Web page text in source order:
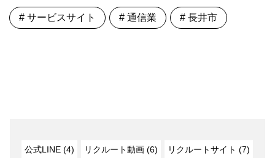
# サービスサイト # 通信業 # 長井市
公式LINE (4) リクルート動画 (6) リクルートサイト (7)